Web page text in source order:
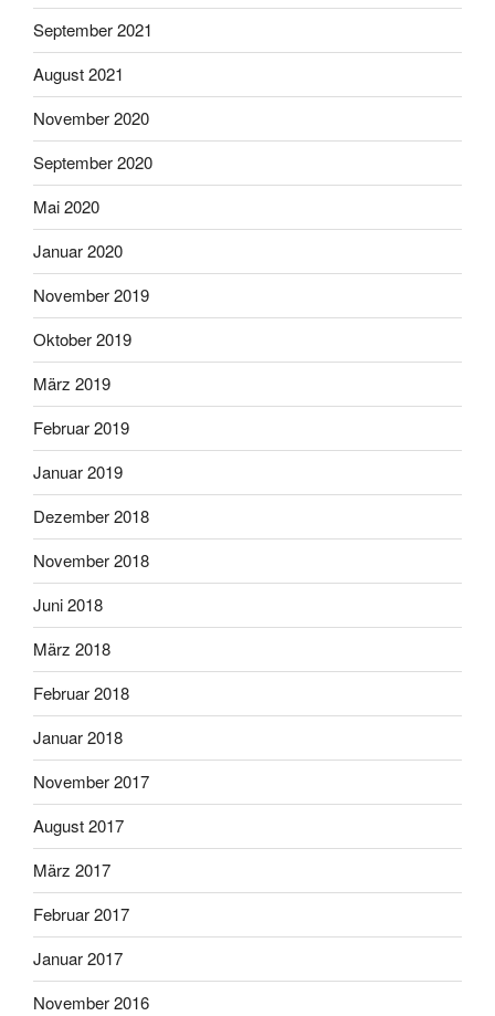
September 2021
August 2021
November 2020
September 2020
Mai 2020
Januar 2020
November 2019
Oktober 2019
März 2019
Februar 2019
Januar 2019
Dezember 2018
November 2018
Juni 2018
März 2018
Februar 2018
Januar 2018
November 2017
August 2017
März 2017
Februar 2017
Januar 2017
November 2016